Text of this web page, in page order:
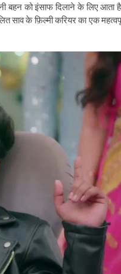
बहन को इंसाफ दिलाने के लिए आता
साव के फ़िल्मी करियर का एक